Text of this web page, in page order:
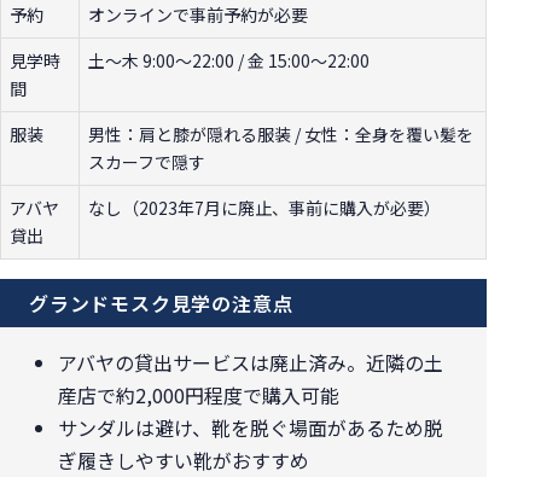
予約
オンラインで事前予約が必要
見学時
間
土〜木 9:00〜22:00 / 金 15:00〜22:00
服装
男性：肩と膝が隠れる服装 / 女性：全身を覆い髪を
スカーフで隠す
アバヤ
貸出
なし（2023年7月に廃止、事前に購入が必要）
グランドモスク見学の注意点
アバヤの貸出サービスは廃止済み。近隣の土
産店で約2,000円程度で購入可能
サンダルは避け、靴を脱ぐ場面があるため脱
ぎ履きしやすい靴がおすすめ